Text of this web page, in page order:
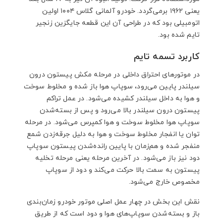
یعنی ۱۹۶۲ برمی‌گردد. خودرو آلمانی گلاس ۱۰۰۴ اولین
اتومبیلی بود که در طراحی آن این قطعه جایگزین زنجیر
تایم شده بود.
کاربرد تسمه تایم
در موتورهای احتراق داخلی در مرحله مکش پیستون درون
سیلندر پایین می‌رود، سوپاپ هوا باز شده و مخلوط سوخت
و هوا به داخل سیلندر کشیده می‌شود. در عمل تراکم
پیستون درون سیلندر بالا می‌رود و پس از بسته‌شدن
سوپاپ هوا مخلوط سوخت و هوا کمپرس می‌شود. در مرحله
توان یا انفجار مخلوط سوخت و هوا به دلیل جرقه‌زدن شمع
منفجر شده و هم‌زمان با پایین رانده‌شدن پیستون سوپاپ
دود نیز باز می‌شود. در آخرین مرحله یعنی مرحله تخلیه
پیستون به سمت بالا حرکت می‌کند و دود از سوپاپ
مخصوص خارج می‌شود.
نقش این بخش در چهار عمل اصلی موتور خودرو زمان‌بندی
باز و بسته‌شدن سوپاپ‌های هوا و دود است که از طریق